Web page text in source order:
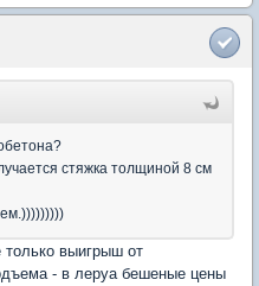
стяжка толщиной 8 см
выигрыш от
- в леруа бешеные цены